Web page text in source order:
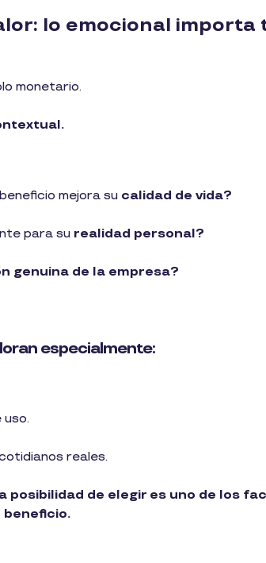
lo emocional importa
monetario.
mejora su calidad de vida?
para su realidad personal?
genuina de la empresa?
especialmente:
uso.
reales.
posibilidad de elegir es uno de los
beneficio.